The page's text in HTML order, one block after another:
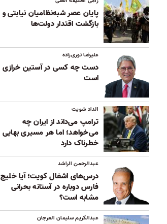
پایان عصر شبه‌نظامیان نیابتی و
بازگشت اقتدار دولت‌ها
علیرضا نوری‌زاده
دست چه کسی در آستین خرازی
است
الداد شویت
ترامپ می‌داند از ایران چه
می‌خواهد؛ اما هر مسیری بهایی
خطرناک دارد
عبدالرحمن الراشد
درس‌های اشغال کویت؛ آیا خلیج
فارس دوباره در آستانه بحرانی
مشابه است؟
عبدالکریم سلیمان العرجان